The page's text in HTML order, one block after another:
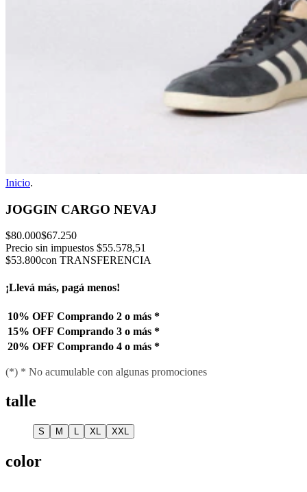
Inicio.
JOGGIN CARGO NEVAJ
$80.000$67.250
Precio sin impuestos $55.578,51
$53.800con TRANSFERENCIA
¡Llevá más, pagá menos!
10% OFF Comprando 2 o más *
15% OFF Comprando 3 o más *
20% OFF Comprando 4 o más *
(*) * No acumulable con algunas promociones
talle
S M XL XXL
color